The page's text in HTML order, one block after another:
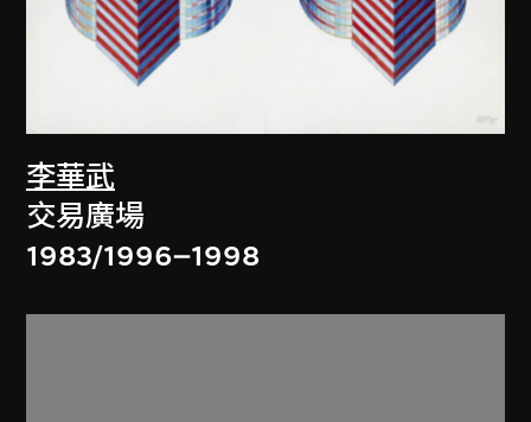
李華武
交易廣場
1983/1996–1998